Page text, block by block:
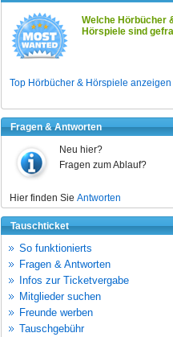
Welche Hörbücher
Hörspiele sind
Top Hörbücher & Hörspiele anzeigen
Fragen & Antworten
Neu hier?
Fragen zum Ablauf?
Hier finden Sie Antworten
Tauschticket
So funktionierts
Fragen & Antworten
Infos zur Ticketvergabe
Mitglieder suchen
Freunde werben
Tauschgebühr